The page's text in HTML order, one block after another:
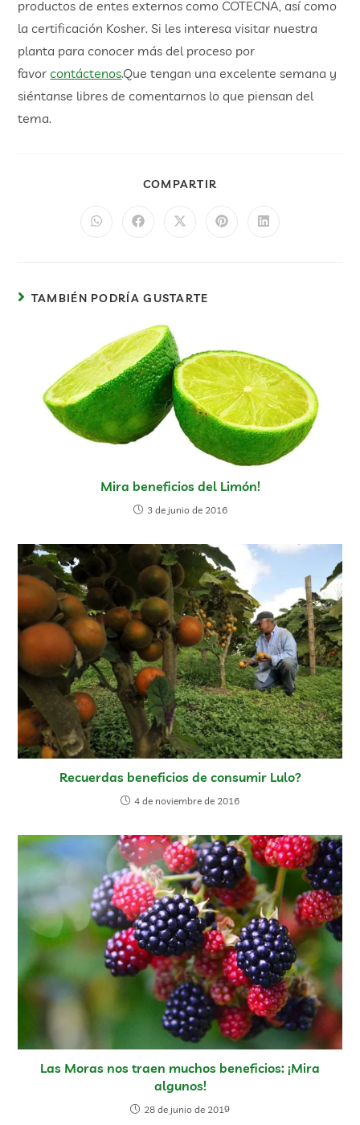
productos de entes externos como COTECNA, así como
la certificación Kosher. Si les interesa visitar nuestra
planta para conocer más del proceso por
favor contáctenos.Que tengan una excelente semana y
siéntanse libres de comentarnos lo que piensan del
tema.
COMPARTIR
TAMBIÉN PODRÍA GUSTARTE
Mira beneficios del Limón!
3 de junio de 2016
Recuerdas beneficios de consumir Lulo?
4 de noviembre de 2016
Las Moras nos traen muchos beneficios: ¡Mira
algunos!
28 de junio de 2019